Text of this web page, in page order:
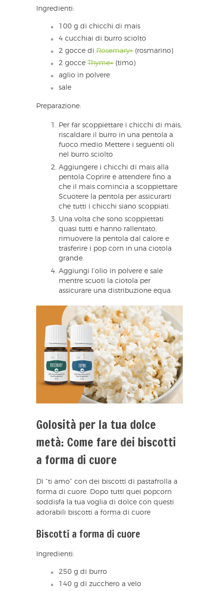
Ingredienti:
100 g di chicchi di mais
4 cucchiai di burro sciolto
2 gocce di Rosemary+ (rosmarino)
2 gocce Thyme+ (timo)
aglio in polvere
sale
Preparazione:
Per far scoppiettare i chicchi di mais,
riscaldare il burro in una pentola a
fuoco medio Mettere i seguenti oli
nel burro sciolto
Aggiungere i chicchi di mais alla
pentola Coprire e attendere fino a
che il mais comincia a scoppiettare
Scuotere la pentola per assicurarti
che tutti i chicchi siano scoppiati.
Una volta che sono scoppiettati
quasi tutti e hanno rallentato,
rimuovere la pentola dal calore e
trasferire i pop corn in una ciotola
grande.
Aggiungi l’olio in polvere e sale
mentre scuoti la ciotola per
assicurare una distribuzione equa.
Golosità per la tua dolce
metà: Come fare dei biscotti
a forma di cuore
Dì “ti amo” con dei biscotti di pastafrolla a
forma di cuore. Dopo tutti quei popcorn
soddisfa la tua voglia di dolce con questi
adorabili biscotti a forma di cuore
Biscotti a forma di cuore
Ingredienti:
250 g di burro
140 g di zucchero a velo